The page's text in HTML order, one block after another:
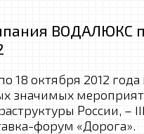
ВОДАЛЮКС
18 октября 2012
значимых
России, –
форум «Дорога».